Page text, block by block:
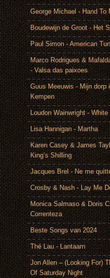
George Michael - Hand To
Boudewijn de Groot - Het
Paul Simon - American
Marco Rodrigues &
- Valsa das paixoes
Guus Meeuwis - Mijn dorp
Kempen
Loudon Wainwright - White
Lisa Hannigan - Martha
Karen Casey & James
King’s Shilling
Jacques Brel - Ne me
Crosby & Nash - Lay Me
Monica Salmaso & Doris
Correnteza
Beste Songs van 2024
Thé Lau - Lantaarn
Jon Allen – (Looking For)
Of Saturday Night